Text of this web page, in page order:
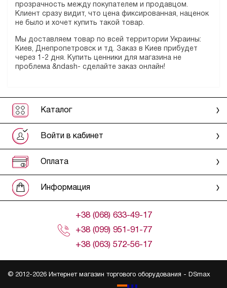
прозрачность между покупателем и продавцом.
Клиент сразу видит, что цена фиксированная, наценок
не было и хочет купить такой товар.
Мы доставляем товар по всей территории Украины:
Киев, Днепропетровск и тд. Заказ в Киев прибудет
через 1-2 дня. Купить ценники для магазина не
проблема &ndash- сделайте заказ онлайн!
Каталог
Войти в кабинет
Оплата
Информация
+38 (068) 633-49-17
+38 (099) 951-91-77
+38 (063) 572-56-17
© 2012-2026 Интернет магазин торгового оборудования - DSmax